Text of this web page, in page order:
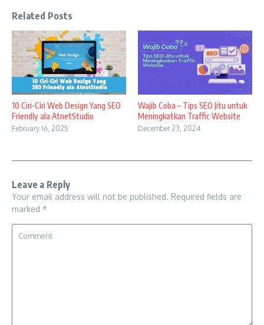
Related Posts
10 Ciri-Ciri Web Design Yang SEO
Friendly ala AtnetStudio
February 16, 2025
Wajib Coba – Tips SEO Jitu untuk
Meningkatkan Traffic Website
December 23, 2024
Leave a Reply
Your email address will not be published. Required fields are
marked *